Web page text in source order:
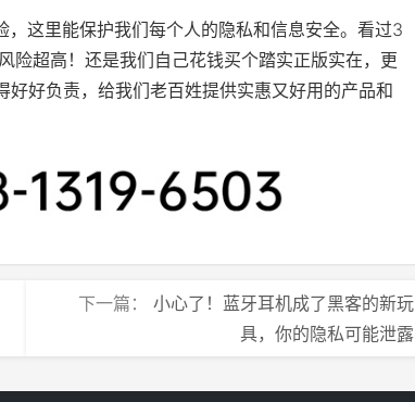
这里能保护我们每个人的隐私和信息安全。看过3
险超高！还是我们自己花钱买个踏实正版实在，更
好负责，给我们老百姓提供实惠又好用的产品和
下一篇： 小心了！蓝牙耳机成了黑客的新玩
具，你的隐私可能泄露